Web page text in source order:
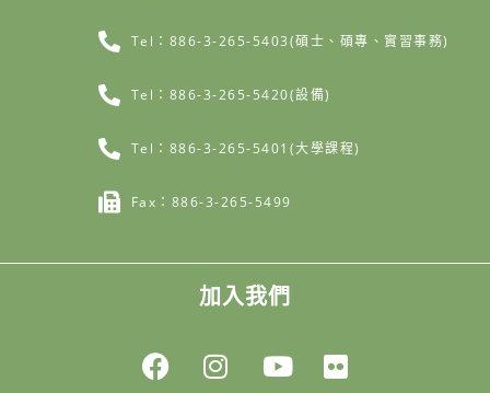
Tel：886-3-265-5403(碩士、碩專、實習事務)
Tel：886-3-265-5420(設備)
Tel：886-3-265-5401(大學課程)
Fax：886-3-265-5499
加入我們